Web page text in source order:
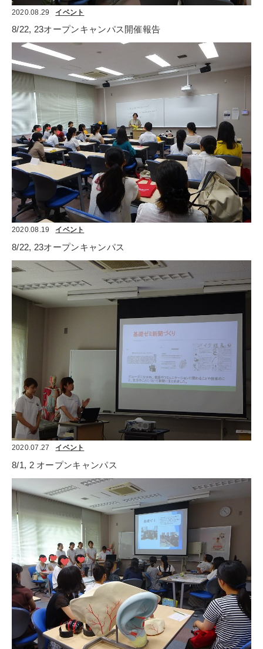
2020.08.29 イベント
8/22, 23オープンキャンパス開催報告
2020.08.19 イベント
8/22, 23オープンキャンパス
2020.07.27 イベント
8/1, 2 オープンキャンパス